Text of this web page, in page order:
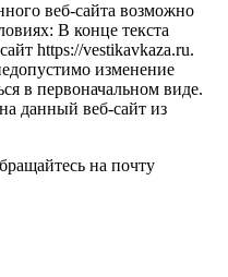
веб-сайта возможно
В конце текста
https://vestikavkaza.ru.
изменение
в первоначальном виде.
данный веб-сайт из
на почту